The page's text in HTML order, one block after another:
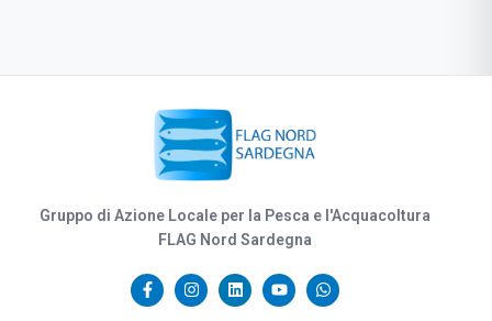
Gruppo di Azione Locale per la Pesca e l'Acquacoltura
FLAG Nord Sardegna